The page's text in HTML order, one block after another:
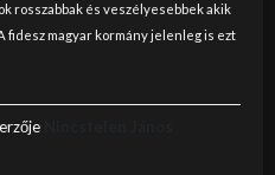
rosszabbak és veszélyesebbek akik
fidesz magyar kormány jelenleg is ezt